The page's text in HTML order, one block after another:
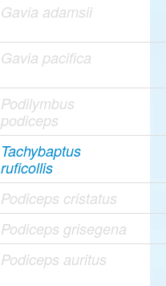
Gavia adamsii
Gavia pacifica
Podilymbus
podiceps
Tachybaptus
ruficollis
Podiceps cristatus
Podiceps grisegena
Podiceps auritus